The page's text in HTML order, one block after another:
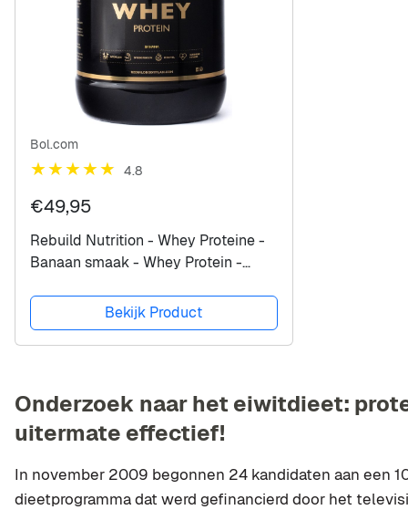
Bol.com
4.8
€49,95
Rebuild Nutrition - Whey Proteine -
Banaan smaak - Whey Protein -
Eiwitpoeder - 40 eiwitshakes - 1000
gram
Bekijk Product
Onderzoek naar het eiwitdieet:
uitermate effectief!
In november 2009 begonnen 24 kandidaten aan een
dieetprogramma dat werd gefinancierd door het